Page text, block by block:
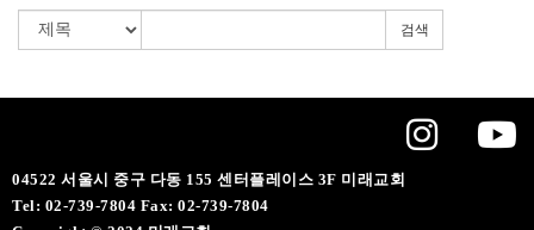
검색
04522 서울시 중구 다동 155 센터플레이스 3F 미래교회
Tel: 02-739-7804 Fax: 02-739-7804